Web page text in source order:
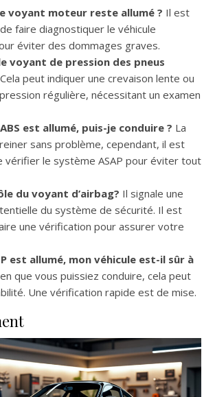
voyant moteur reste allumé ? Il est
faire diagnostiquer le véhicule
éviter des dommages graves.
voyant de pression des pneus
Cela peut indiquer une crevaison lente ou
régulière, nécessitant un examen
est allumé, puis-je conduire ? La
sans problème, cependant, il est
vérifier le système ASAP pour éviter tout
du voyant d’airbag? Il signale une
du système de sécurité. Il est
une vérification pour assurer votre
est allumé, mon véhicule est-il sûr à
que vous puissiez conduire, cela peut
Une vérification rapide est de mise.